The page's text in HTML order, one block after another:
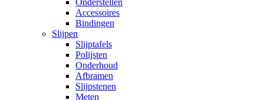
Accessoires
Bindingen
Slijpen
Slijptafels
Polijsten
Onderhoud
Afbramen
Slijpstenen
Meten